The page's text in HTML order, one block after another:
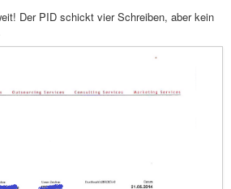
Der PID schickt vier Schreiben, aber kein